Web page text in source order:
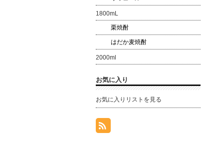
1800mL
栗焼酎
はだか麦焼酎
2000ml
お気に入り
お気に入りリストを見る